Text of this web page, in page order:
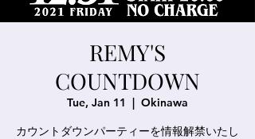
REMY'S
COUNTDOWN
Tue, Jan 11
  |
Okinawa
カウントダウンパーティーを情報解禁いたし